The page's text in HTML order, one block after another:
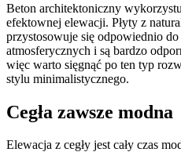
Beton architektoniczny
efektownej elewacji. Płyty z
przystosowuje się odpowiednio
atmosferycznych i są bardzo
więc warto sięgnąć po ten typ
stylu minimalistycznego.
Cegła zawsze modna
Elewacja z cegły jest cały czas